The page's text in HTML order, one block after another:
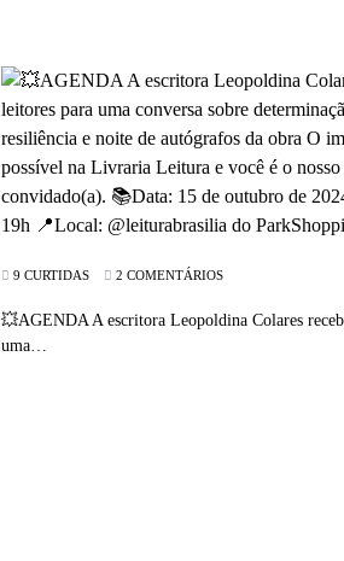
9 CURTIDAS 2 COMENTÁRIOS
💥AGENDA A escritora Leopoldina Colares
uma…